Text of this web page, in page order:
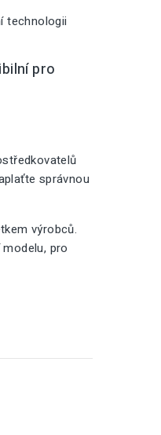
technologii
pro
správnou
výrobců.
pro